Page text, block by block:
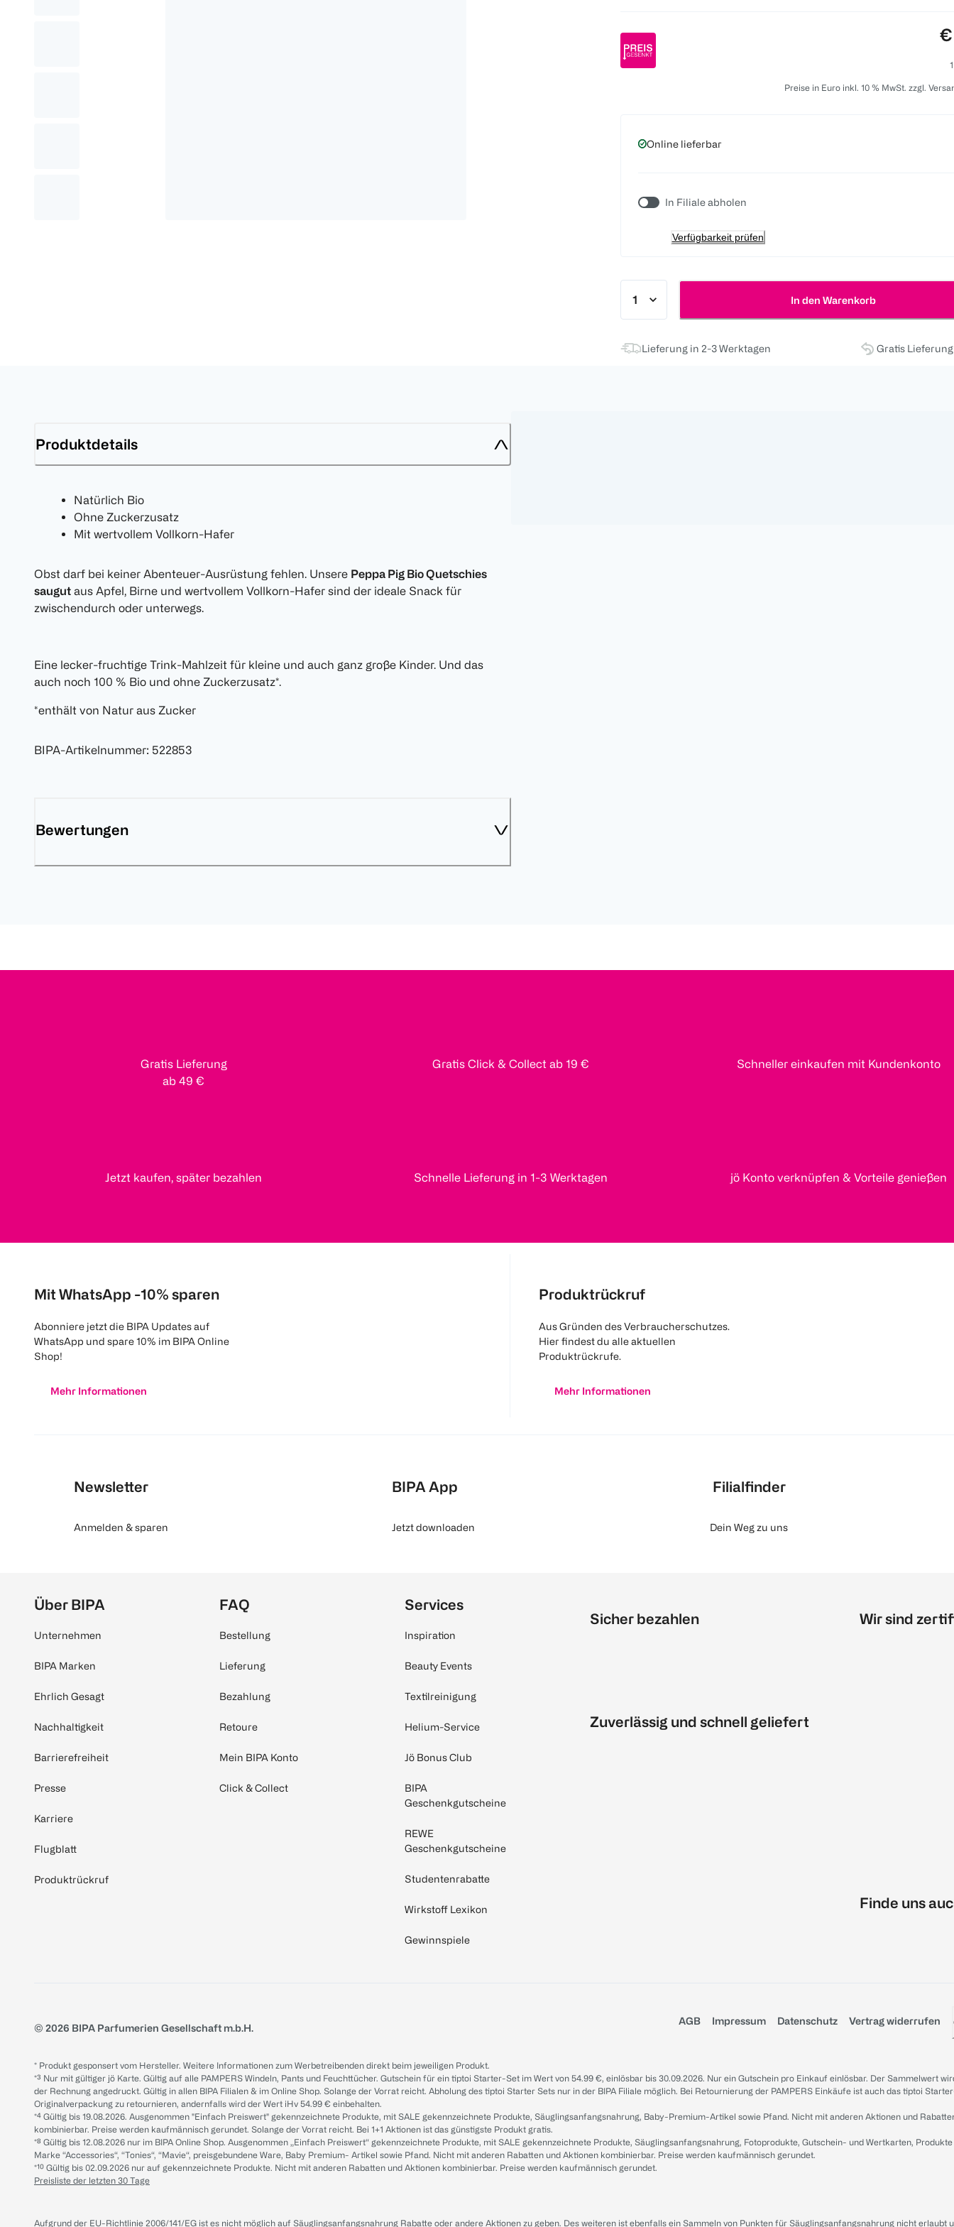
€
Preise in Euro inkl. 10 % MwSt. zzgl.
Online lieferbar
In Filiale abholen
Verfügbarkeit prüfen
In den Warenkorb
Lieferung in 2-3 Werktagen Gratis
Produktdetails
Natürlich Bio
Ohne Zuckerzusatz
Mit wertvollem Vollkorn-Hafer
Obst darf bei keiner Abenteuer-Ausrüstung fehlen. Unsere Peppa Pig Bio Quetschies
saugut aus Apfel, Birne und wertvollem Vollkorn-Hafer sind der ideale Snack für
zwischendurch oder unterwegs.
Eine lecker-fruchtige Trink-Mahlzeit für kleine und auch ganz große Kinder. Und das
auch noch 100 % Bio und ohne Zuckerzusatz*.
*enthält von Natur aus Zucker
BIPA-Artikelnummer: 522853
Bewertungen
Gratis Lieferung
ab 49 €
Gratis Click & Collect ab 19 € Schneller einkaufen mit Kundenkonto
Jetzt kaufen, später bezahlen Schnelle Lieferung in 1-3 Werktagen jö Konto verknüpfen & Vorteile genießen
Mit WhatsApp -10% sparen
Abonniere jetzt die BIPA Updates auf
WhatsApp und spare 10% im BIPA Online
Shop!
Mehr Informationen
Produktrückruf
Aus Gründen des Verbraucherschutzes.
Hier findest du alle aktuellen
Produktrückrufe.
Mehr Informationen
Newsletter
Anmelden & sparen
BIPA App
Jetzt downloaden
Filialfinder
Dein Weg zu uns
Über BIPA
Unternehmen
BIPA Marken
Ehrlich Gesagt
Nachhaltigkeit
Barrierefreiheit
Presse
Karriere
Flugblatt
Produktrückruf
FAQ
Bestellung
Lieferung
Bezahlung
Retoure
Mein BIPA Konto
Click & Collect
Services
Inspiration
Beauty Events
Textilreinigung
Helium-Service
Jö Bonus Club
BIPA
Geschenkgutscheine
REWE
Geschenkgutscheine
Studentenrabatte
Wirkstoff Lexikon
Gewinnspiele
Sicher bezahlen
Zuverlässig und schnell geliefert
Wir sind
Finde uns
© 2026 BIPA Parfumerien Gesellschaft m.b.H.
AGB Impressum Datenschutz Vertrag widerrufen
* Produkt gesponsert vom Hersteller. Weitere Informationen zum Werbetreibenden direkt beim jeweiligen Produkt.
*³ Nur mit gültiger jö Karte. Gültig auf alle PAMPERS Windeln, Pants und Feuchttücher. Gutschein für ein tiptoi Starter-Set im Wert von 54.99 €, einlösbar bis 30.09.2026. Nur ein Gutschein pro Einkauf einlösbar. Der Sammelwert
der Rechnung angedruckt. Gültig in allen BIPA Filialen & im Online Shop. Solange der Vorrat reicht. Abholung des tiptoi Starter Sets nur in der BIPA Filiale möglich. Bei Retournierung der PAMPERS Einkäufe ist auch das tiptoi
Originalverpackung zu retournieren, andernfalls wird der Wert iHv 54.99 € einbehalten.
*⁴ Gültig bis 19.08.2026. Ausgenommen "Einfach Preiswert" gekennzeichnete Produkte, mit SALE gekennzeichnete Produkte, Säuglingsanfangsnahrung, Baby-Premium-Artikel sowie Pfand. Nicht mit anderen Aktionen und
kombinierbar. Preise werden kaufmännisch gerundet. Solange der Vorrat reicht. Bei 1+1 Aktionen ist das günstigste Produkt gratis.
*⁸ Gültig bis 12.08.2026 nur im BIPA Online Shop. Ausgenommen „Einfach Preiswert“ gekennzeichnete Produkte, mit SALE gekennzeichnete Produkte, Säuglingsanfangsnahrung, Fotoprodukte, Gutschein- und Wertkarten,
Marke “Accessories“, “Tonies“, “Mavie“, preisgebundene Ware, Baby Premium- Artikel sowie Pfand. Nicht mit anderen Rabatten und Aktionen kombinierbar. Preise werden kaufmännisch gerundet.
*¹⁰ Gültig bis 02.09.2026 nur auf gekennzeichnete Produkte. Nicht mit anderen Rabatten und Aktionen kombinierbar. Preise werden kaufmännisch gerundet.
Preisliste der letzten 30 Tage
Aufgrund der EU-Richtlinie 2006/141/EG ist es nicht möglich auf Säuglingsanfangsnahrung Rabatte oder andere Aktionen zu geben. Des weiteren ist ebenfalls ein Sammeln von Punkten für Säuglingsanfangsnahrung nicht erlaubt